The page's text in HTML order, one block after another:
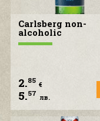
Carlsberg non-
alcoholic
2.85 €
5.57 лв.